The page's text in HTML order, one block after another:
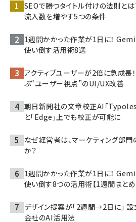
SEOで勝つタイトル付けの法則とは
流入数を増やす5つの条件
1週間かかった作業が1日に！
使い倒す活用術8選
アクティブユーザーが2倍に急成長
ぶ“ユーザー視点”のUI/UX改善
朝日新聞社の文章校正AI「
と「Edge」上でも校正が可能に
なぜ経営者は、マーケティング部
か？
1週間かかった作業が1日に！
使い倒す8つの活用術【1週間まとめ
デザイン提案が「2週間→2日に」
会社のAI活用法